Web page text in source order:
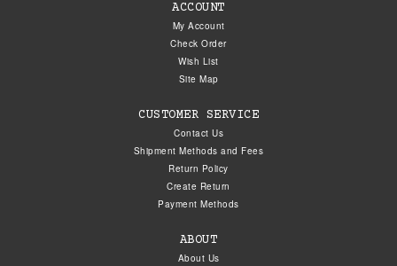
ACCOUNT
My Account
Check Order
Wish List
Site Map
CUSTOMER SERVICE
Contact Us
Shipment Methods and Fees
Return Policy
Create Return
Payment Methods
ABOUT
About Us